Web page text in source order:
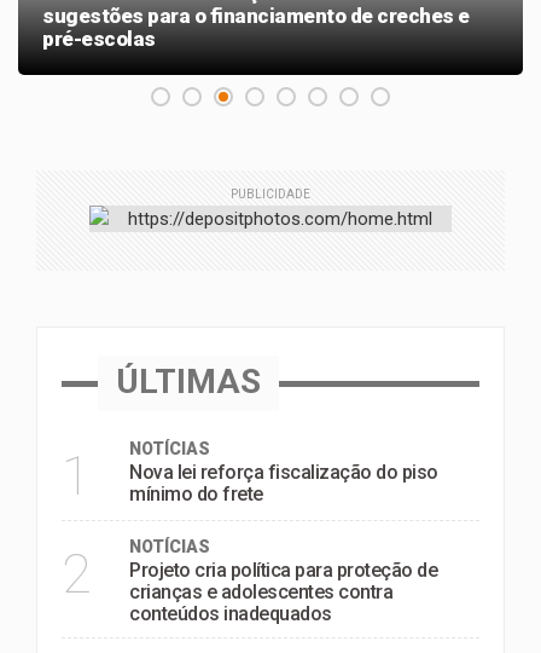
sugestões para o financiamento de creches e
pré-escolas
PUBLICIDADE
ÚLTIMAS
1 NOTÍCIAS
Nova lei reforça fiscalização do piso
mínimo do frete
2 NOTÍCIAS
Projeto cria política para proteção de
crianças e adolescentes contra
conteúdos inadequados